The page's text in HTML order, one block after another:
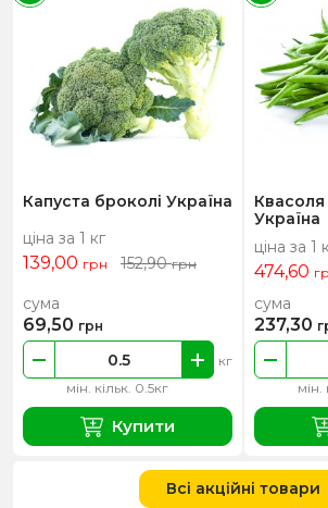
Капуста броколі Україна
ціна за 1 кг
139,00 грн 152,90грн
мін. кільк. 0.5кг
кг
сума
69,50 грн
Купити
Україна
ціна за 1
474,60
мін.
сума
237,30
Всі акційні товари